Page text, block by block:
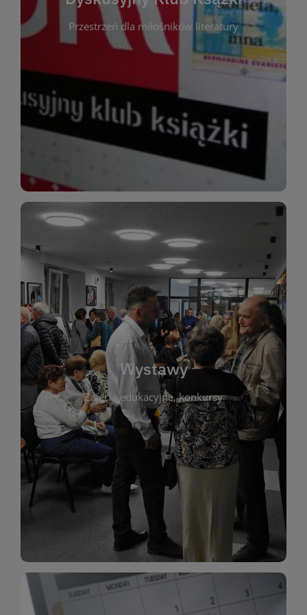
Przestrzeń dla miłośników literatury
Dyskusyjny Klub Ksążki
Dyskusyjny Klub Książki to przestrzeń dla
miłośników literatury, którzy lubią dzielić się
opiniami i emocjami po lekturze. Spotykamy się
regularnie, by rozmawiać o wybranych tytułach z
różnych gatunków literackich. Każde spotkanie to
okazja do inspirującej dyskusji, wymiany
Wystawy
Zajęcia edukacyjne, konkursy
Wystawy
Biblioteka organizuje prezentujące zarówno
sztukę lokalnych twórców, jak i zbiory tematyczne.
W tej sekcji znajdziesz informacje o aktualnych
ekspozycjach oraz archiwum wystaw z
poprzednich lat. Prezentowane prace obejmują
malarstwo, fotografię, rękodzieło i inne formy
artystyczne. Każda wystawa to wyjątkowa okazja
do kontaktu z kulturą i sztuką w przestrzeni
biblioteki. Serdecznie zapraszamy wszystkich
miłośników estetycznych doznań!
WIĘCEJ